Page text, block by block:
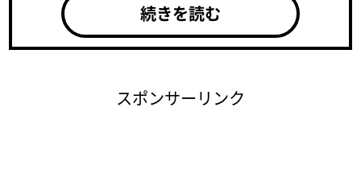
続きを読む
スポンサーリンク